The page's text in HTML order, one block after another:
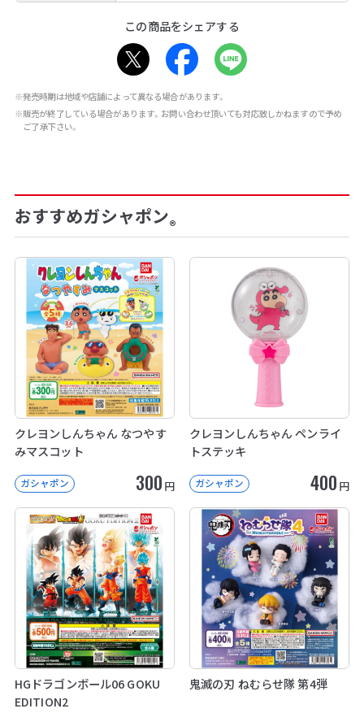
この商品をシェアする
※発売時期は地域や店舗によって異なる場合があります。
※販売が終了している場合があります。お問い合わせ頂いても対応致しかねますので予め
ご了承下さい。
おすすめガシャポン®
クレヨンしんちゃん なつやす
みマスコット
ガシャポン 300 円
クレヨンしんちゃん ペンライ
トステッキ
ガシャポン 400 円
HGドラゴンボール06 GOKU
EDITION2
鬼滅の刃 ねむらせ隊 第4弾